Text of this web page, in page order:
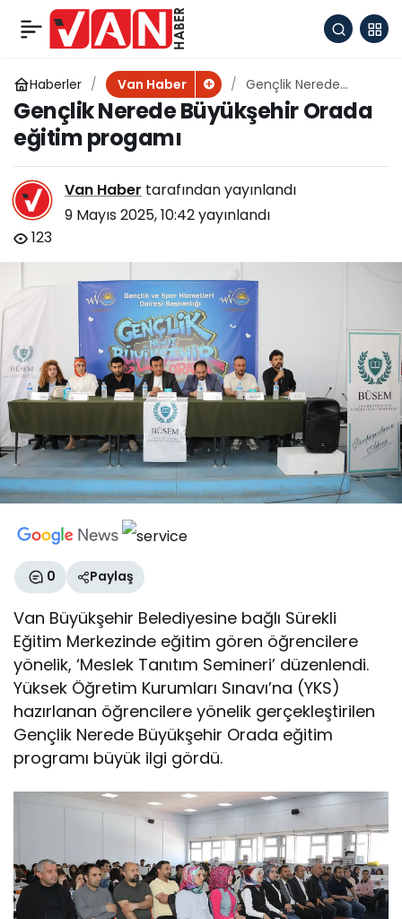
Haberler Van Haber
Gençlik Nerede
Büyükşehir Orada
eğitim progamı
Gençlik Nerede Büyükşehir Orada
eğitim progamı
Van Haber tarafından yayınlandı
9 Mayıs 2025, 10:42yayınlandı
123
0 Paylaş
Van Büyükşehir Belediyesine bağlı Sürekli
Eğitim Merkezinde eğitim gören öğrencilere
yönelik, ‘Meslek Tanıtım Semineri’ düzenlendi.
Yüksek Öğretim Kurumları Sınavı’na (YKS)
hazırlanan öğrencilere yönelik gerçekleştirilen
Gençlik Nerede Büyükşehir Orada eğitim
programı büyük ilgi gördü.
Van’da Hıdırellez
coşkuyla kutlandı
Paylaş